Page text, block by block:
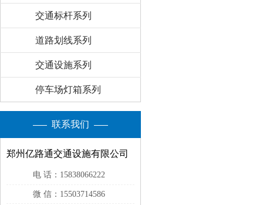
交通标杆系列
道路划线系列
交通设施系列
停车场灯箱系列
联系我们
郑州亿路通交通设施有限公司
电 话：15838066222
微 信：15503714586